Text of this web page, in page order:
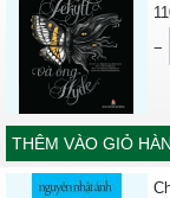
−
THÊM VÀO GIỎ